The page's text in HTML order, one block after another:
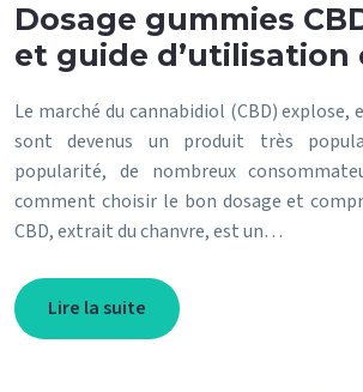
Dosage gummies
et guide d’utilisation
Le marché du cannabidiol (CBD) explose,
sont devenus un produit très
popularité, de nombreux
comment choisir le bon dosage et
CBD, extrait du chanvre, est un…
Lire la suite